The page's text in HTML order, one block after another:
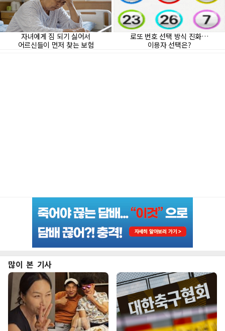
많이 본 기사